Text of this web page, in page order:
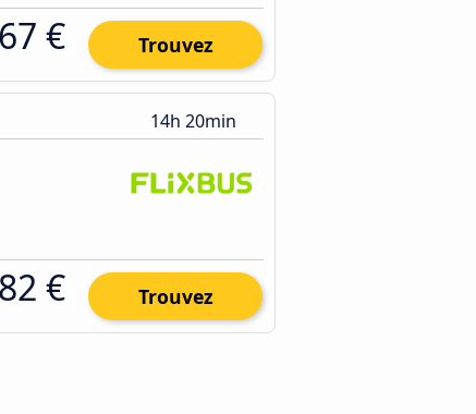
67 € Trouvez
14h 20min
82 € Trouvez